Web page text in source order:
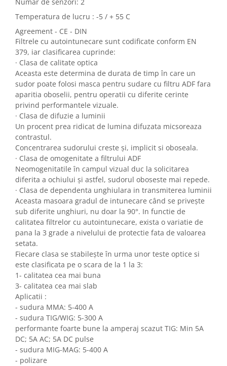
Temperatura de lucru : -5 / + 55 C
Agreement - CE - DIN
Filtrele cu autointunecare sunt codificate conform EN
379, iar clasificarea cuprinde:
· Clasa de calitate optica
Aceasta este determina de durata de timp în care un
sudor poate folosi masca pentru sudare cu filtru ADF fara
aparitia oboselii, pentru operatii cu diferite cerinte
privind performantele vizuale.
· Clasa de difuzie a luminii
Un procent prea ridicat de lumina difuzata micsoreaza
contrastul.
Concentrarea sudorului creste și, implicit si oboseala.
· Clasa de omogenitate a filtrului ADF
Neomogenitatile în campul vizual duc la solicitarea
diferita a ochiului și astfel, sudorul oboseste mai repede.
· Clasa de dependenta unghiulara in transmiterea luminii
Aceasta masoara gradul de intunecare când se privește
sub diferite unghiuri, nu doar la 90°. In functie de
calitatea filtrelor cu autointunecare, exista o variatie de
pana la 3 grade a nivelului de protectie fata de valoarea
setata.
Fiecare clasa se stabilește în urma unor teste optice si
este clasificata pe o scara de la 1 la 3:
1- calitatea cea mai buna
3- calitatea cea mai slab
Aplicatii :
- sudura MMA: 5-400 A
- sudura TIG/WIG: 5-300 A
performante foarte bune la amperaj scazut TIG: Min 5A
DC; 5A AC; 5A DC pulse
- sudura MIG-MAG: 5-400 A
- polizare